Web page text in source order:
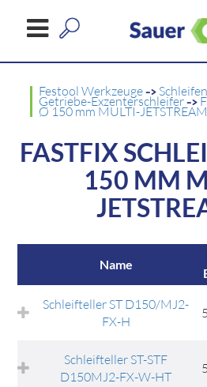
Festool Werkzeuge->
Getriebe-Exzenterschleifer->
Ø 150 mm MULTI-
FASTFIX
150 MM
Name
Schleifteller ST D150/MJ2-
FX-H
Schleifteller ST-STF
D150MJ2-FX-W-HT